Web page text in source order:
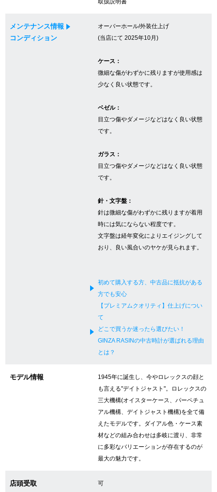
GINZA RASINについて
店舗情報
大阪心斎橋店
GINZA RASIN公式ブログ
SNS・動画
For Overseas Customers
简体中文
한국어
ภาษาไทย
メンテナンス情報
コンディション
オーバーホール/外装仕上げ
(当店にて 2025年10月)
ケース：
微細な傷がわずかに残りますが使用感は
少なく良い状態です。
ベゼル：
目立つ傷やダメージなどはなく良い状態
です。
ガラス：
目立つ傷やダメージなどはなく良い状態
です。
針・文字盤：
針は微細な傷がわずかに残りますが着用
時には気にならない程度です。
文字盤は経年変化によりエイジングして
おり、良い風合いのヤケが見られます。
初めて購入する方、中古品に抵抗がある
方でも安心
【プレミアムクオリティ】仕上げについ
て
どこで買うか迷ったら選びたい！
GINZA RASINの中古時計が選ばれる理由
とは？
モデル情報
1945年に誕生し、今やロレックスの顔と
も言える"デイトジャスト"。ロレックスの
三大機構(オイスターケース、パーペチュ
アル機構、デイトジャスト機構)を全て備
えたモデルです。ダイアル色・ケース素
材などの組み合わせは多岐に渡り、非常
に多彩なバリエーションが存在するのが
最大の魅力です。
店頭受取 可